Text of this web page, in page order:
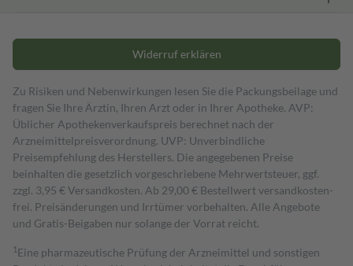
Widerruf erklären
Zu Risiken und Nebenwirkungen lesen Sie die Packungsbeilage und
fragen Sie Ihre Ärztin, Ihren Arzt oder in Ihrer Apotheke. AVP:
Üblicher Apothekenverkaufspreis berechnet nach der
Arzneimittelpreisverordnung. UVP: Unverbindliche
Preisempfehlung des Herstellers. Die angegebenen Preise
beinhalten die gesetzlich vorgeschriebene Mehrwertsteuer, ggf.
zzgl. 3,95 € Versandkosten. Ab 29,00 € Bestell­wert versand­kosten­
frei. Preisänderungen und Irrtümer vorbehalten. Alle Angebote
und Gratis-Beigaben nur solange der Vorrat reicht.
1 Eine pharmazeutische Prüfung der Arzneimittel und sonstigen